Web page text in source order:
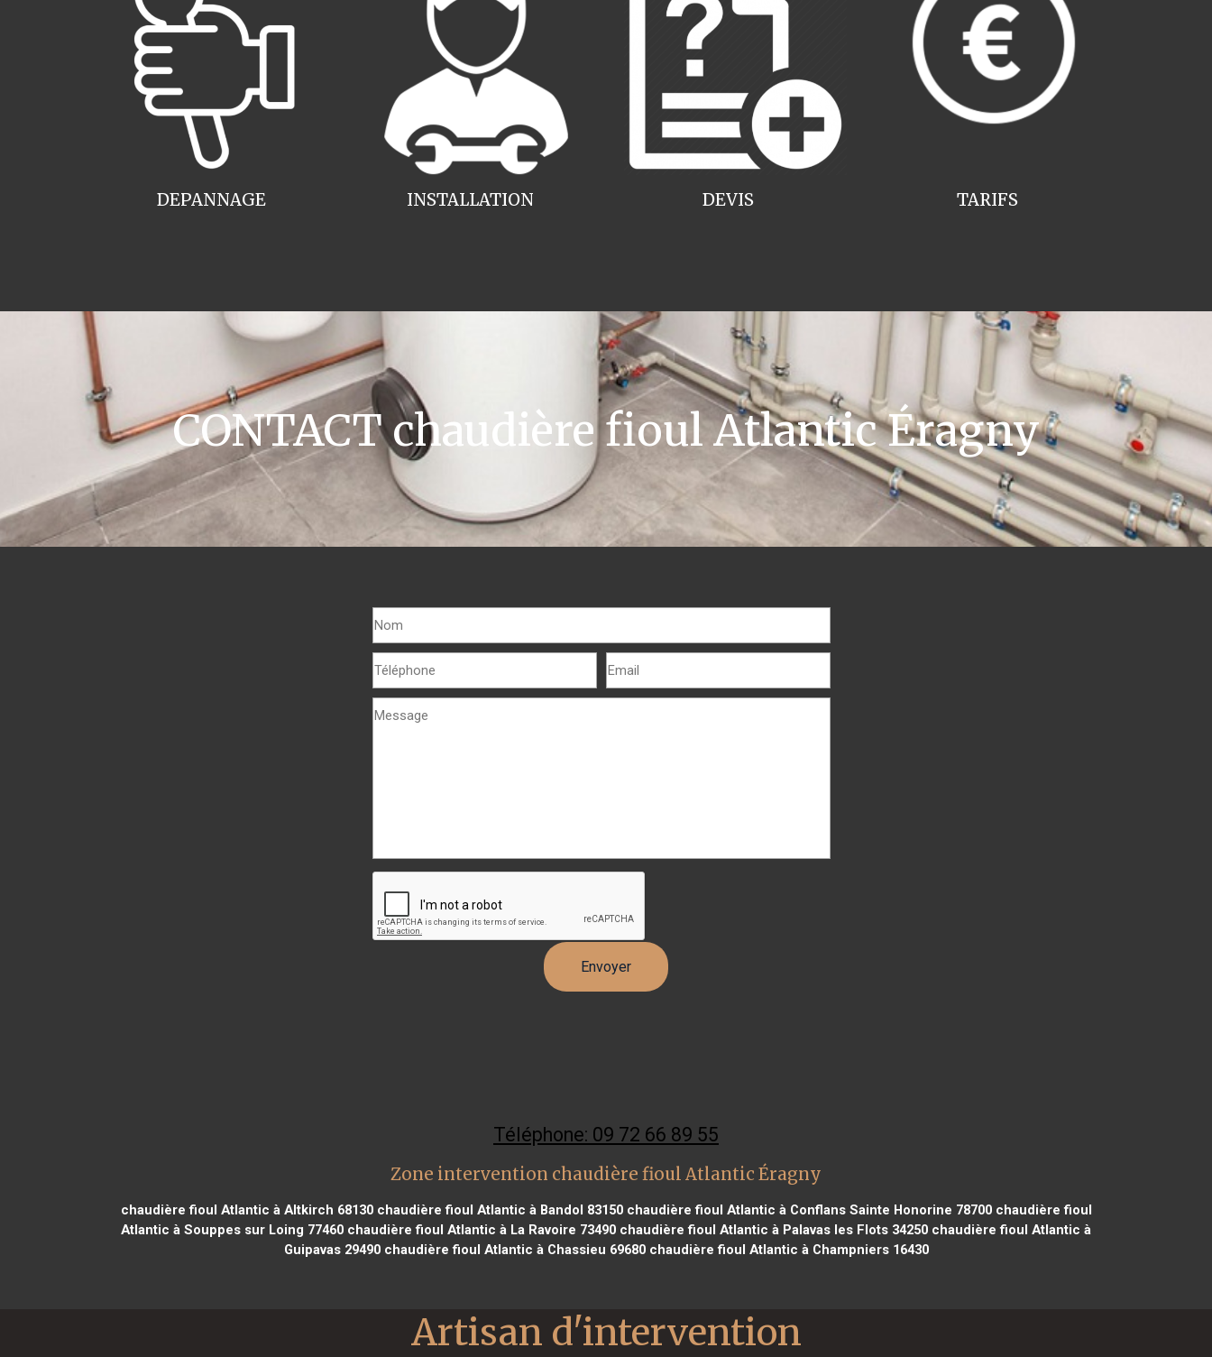
INSTALLATION
DEPANNAGE TARIFS
DEVIS
CONTACT chaudière fioul Atlantic Éragny
Téléphone: 09 72 66 89 55
Zone intervention chaudière fioul Atlantic Éragny
chaudière fioul Atlantic à Altkirch 68130chaudière fioul Atlantic à Bandol 83150chaudière fioul Atlantic à Conflans Sainte Honorine 78700chaudière fioul
Atlantic à Souppes sur Loing 77460 chaudière fioul Atlantic à La Ravoire 73490 chaudière fioul Atlantic à Palavas les Flots 34250 chaudière fioul Atlantic à
Guipavas 29490chaudière fioul Atlantic à Chassieu 69680chaudière fioul Atlantic à Champniers 16430
Artisan d'intervention